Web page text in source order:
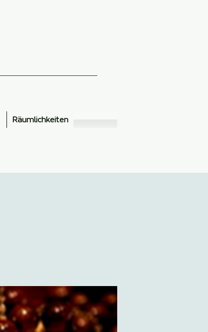
Räumlichkeiten